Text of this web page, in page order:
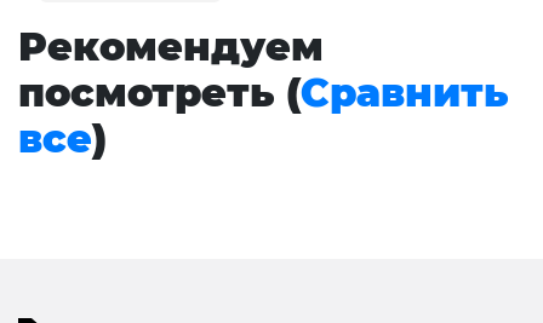
Рекомендуем
посмотреть (Сравнить
все)